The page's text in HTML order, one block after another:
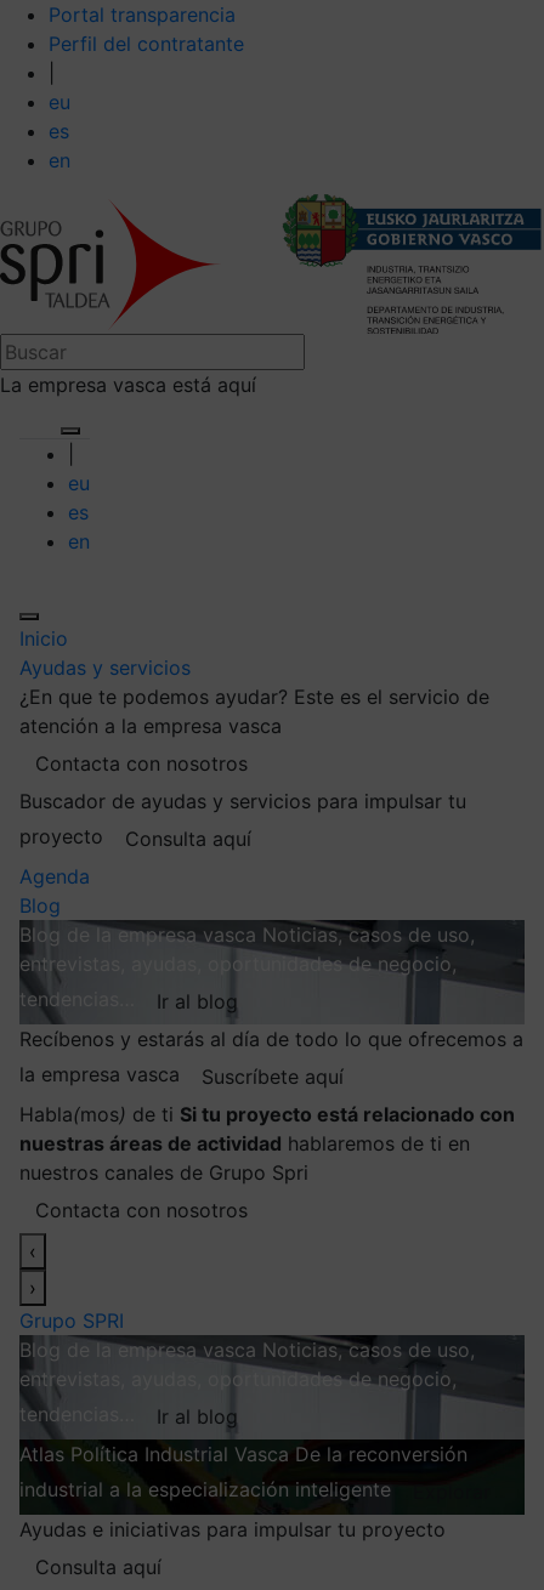
Portal transparencia
Perfil del contratante
eu
es
en
La empresa vasca está aquí
eu
es
en
Inicio
Ayudas y servicios
¿En que te podemos ayudar? Este es el servicio de
atención a la empresa vasca
Contacta con nosotros
Buscador de ayudas y servicios para impulsar tu
proyecto
Consulta aquí
Agenda
Blog
Blog de la empresa vasca Noticias, casos de uso,
entrevistas, ayudas, oportunidades de negocio,
tendencias…
Ir al blog
Recíbenos y estarás al día de todo lo que ofrecemos a
la empresa vasca
Suscríbete aquí
Habla(mos) de ti Si tu proyecto está relacionado con
nuestras áreas de actividad hablaremos de ti en
nuestros canales de Grupo Spri
Contacta con nosotros
‹
›
Grupo SPRI
Blog de la empresa vasca Noticias, casos de uso,
entrevistas, ayudas, oportunidades de negocio,
tendencias…
Ir al blog
Atlas Política Industrial Vasca De la reconversión
industrial a la especialización inteligente
Ayudas e iniciativas para impulsar tu proyecto
Consulta aquí